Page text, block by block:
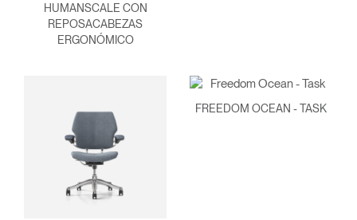
HUMANSCALE CON
REPOSACABEZAS
ERGONÓMICO
FREEDOM OCEAN - TASK